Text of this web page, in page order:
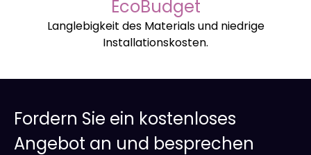
EcoBudget
Langlebigkeit des Materials und niedrige
Installationskosten.
Fordern Sie ein kostenloses
Angebot an und besprechen